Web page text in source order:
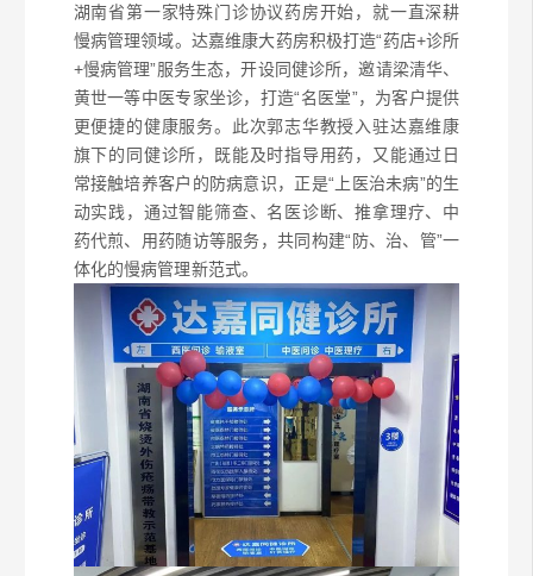
湖南省第一家特殊门诊协议药房开始，就一直深耕
慢病管理领域。达嘉维康大药房积极打造“药店+诊所
+慢病管理”服务生态，开设同健诊所，邀请梁清华、
黄世一等中医专家坐诊，打造“名医堂”，为客户提供
更便捷的健康服务。此次郭志华教授入驻达嘉维康
旗下的同健诊所，既能及时指导用药，又能通过日
常接触培养客户的防病意识，正是“上医治未病”的生
动实践，通过智能筛查、名医诊断、推拿理疗、中
药代煎、用药随访等服务，共同构建“防、治、管”一
体化的慢病管理新范式。